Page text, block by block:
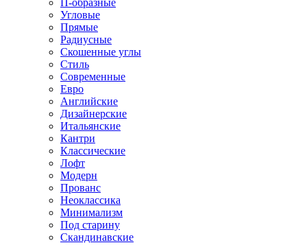
П-образные
Угловые
Прямые
Радиусные
Скошенные углы
Стиль
Современные
Евро
Английские
Дизайнерские
Итальянские
Кантри
Классические
Лофт
Модерн
Прованс
Неоклассика
Минимализм
Под старину
Скандинавские